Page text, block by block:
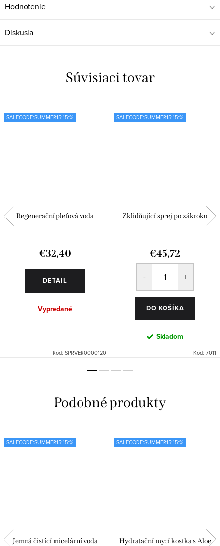
Hodnotenie
Diskusia
Súvisiaci tovar
SALECODE:SUMMER15:15:%
Regenerační pleťová voda
€32,40
DETAIL
Vypredané
Kód: SPRVER0000120
SALECODE:SUMMER15:15:%
Zklidňující sprej po zákroku
€45,72
DO KOŠÍKA
Skladom
Kód: 7011
SALECODE:SUMMER15:15:%
Jemná čistící micelární voda
SALECODE:SUMMER15:15:%
Hydratační mycí kostka s Aloe